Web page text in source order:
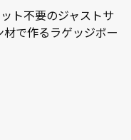
ト不要のジャストサ
で作るラゲッジボー